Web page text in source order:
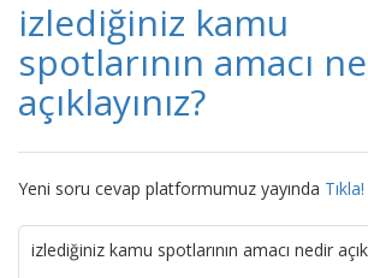
izlediğiniz kamu
spotlarının amacı
açıklayınız?
Yeni soru cevap platformumuz yayında Tıkla!
izlediğiniz kamu spotlarının amacı nedir